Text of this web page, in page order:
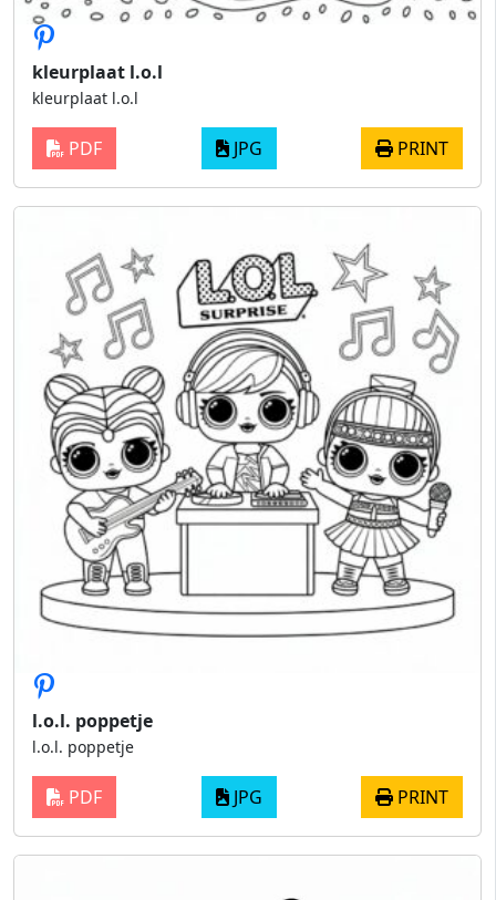
kleurplaat l.o.l
kleurplaat l.o.l
PDF JPG PRINT
l.o.l. poppetje​
l.o.l. poppetje​
PDF JPG PRINT